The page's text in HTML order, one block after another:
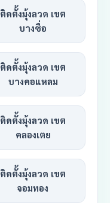
ติดตั้งมุ้งลวด เขต
บางซื่อ
ติดตั้งมุ้งลวด เขต
บางคอแหลม
ติดตั้งมุ้งลวด เขต
คลองเตย
ติดตั้งมุ้งลวด เขต
จอมทอง